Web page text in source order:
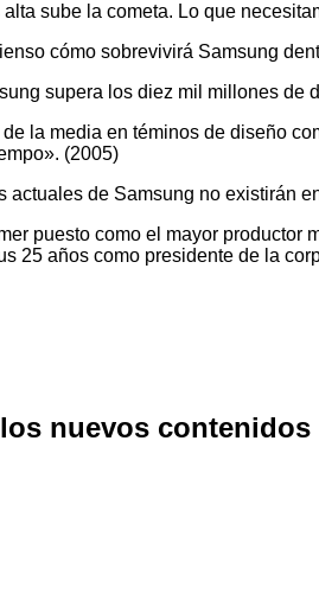
sube la cometa. Lo que
cómo sobrevivirá Samsung
supera los diez mil millones de
la media en téminos de diseño
(2005)
de Samsung no existirán
puesto como el mayor productor
25 años como presidente de la
nuevos